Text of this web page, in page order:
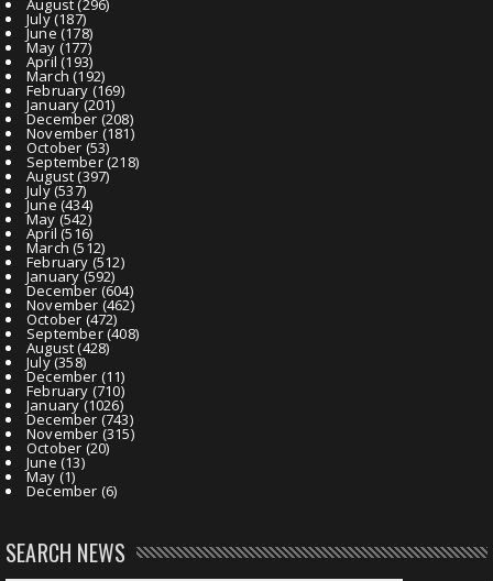
August(296)
July(187)
June (178)
May (177)
April (193)
March (192)
February (169)
January(201)
December (208)
November (181)
October (53)
September(218)
August(397)
July(537)
June (434)
May (542)
April (516)
March (512)
February (512)
January(592)
December (604)
November (462)
October (472)
September(408)
August(428)
July(358)
December (11)
February (710)
January(1026)
December (743)
November (315)
October (20)
June (13)
May (1)
December (6)
SEARCH NEWS